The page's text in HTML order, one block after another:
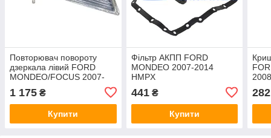
Повторювач повороту
дзеркала лівий FORD
MONDEO/FOCUS 2007-
1 175 ₴
Купити
Фільтр АКПП FORD
MONDEO 2007-2014
HMPX
441₴
Купити
282